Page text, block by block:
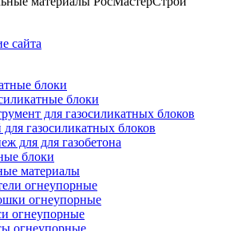
сайта
блоки
блоки
для газосиликатных блоков
газосиликатных блоков
для для газобетона
блоки
материалы
огнеупорные
огнеупорные
огнеупорные
огнеупорные